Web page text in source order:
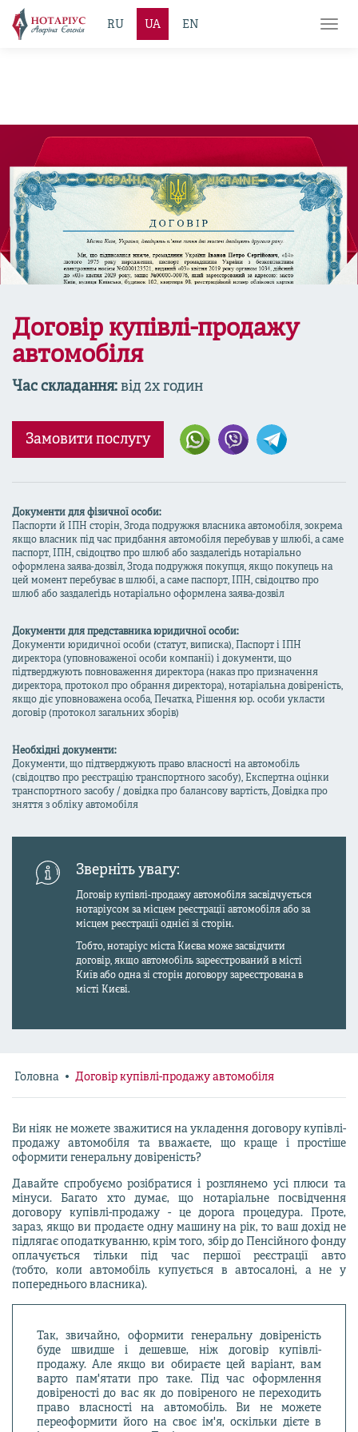
RU UA EN
Договір купівлі-продажу
автомобіля
Час складання: від 2х годин
Замовити послугу
Документи для фізичної особи:
Паспорти й ІПН сторін, Згода подружжя власника автомобіля, зокрема
якщо власник під час придбання автомобіля перебував у шлюбі, а саме
паспорт, ІПН, свідоцтво про шлюб або заздалегідь нотаріально
оформлена заява-дозвіл, Згода подружжя покупця, якщо покупець на
цей момент перебуває в шлюбі, а саме паспорт, ІПН, свідоцтво про
шлюб або заздалегідь нотаріально оформлена заява-дозвіл
Документи для представника юридичної особи:
Документи юридичної особи (статут, виписка), Паспорт і ІПН
директора (уповноваженої особи компанії) і документи, що
підтверджують повноваження директора (наказ про призначення
директора, протокол про обрання директора), нотаріальна довіреність,
якщо діє уповноважена особа, Печатка, Рішення юр. особи укласти
договір (протокол загальних зборів)
Необхідні документи:
Документи, що підтверджують право власності на автомобіль
(свідоцтво про реєстрацію транспортного засобу), Експертна оцінки
транспортного засобу / довідка про балансову вартість, Довідка про
зняття з обліку автомобіля
Зверніть увагу:
Договір купівлі-продажу автомобіля засвідчується
нотаріусом за місцем реєстрації автомобіля або за
місцем реєстрації однієї зі сторін.
Тобто, нотаріус міста Києва може засвідчити
договір, якщо автомобіль зареєстрований в місті
Київ або одна зі сторін договору зареєстрована в
місті Києві.
Головна Договір купівлі-продажу автомобіля
Ви ніяк не можете зважитися на укладення договору купівлі-
продажу автомобіля та вважаєте, що краще і простіше
оформити генеральну довіреність?
Давайте спробуємо розібратися і розглянемо усі плюси та
мінуси. Багато хто думає, що нотаріальне посвідчення
договору купівлі-продажу - це дорога процедура. Проте,
зараз, якщо ви продаєте одну машину на рік, то ваш дохід не
підлягає оподаткуванню, крім того, збір до Пенсійного фонду
оплачується тільки під час першої реєстрації авто
(тобто, коли автомобіль купується в автосалоні, а не у
попереднього власника).
Так, звичайно, оформити генеральну довіреність
буде швидше і дешевше, ніж договір купівлі-
продажу. Але якщо ви обираєте цей варіант, вам
варто пам'ятати про таке. Під час оформлення
довіреності до вас як до повіреного не переходить
право власності на автомобіль. Ви не можете
переоформити його на своє ім'я, оскільки дієте в